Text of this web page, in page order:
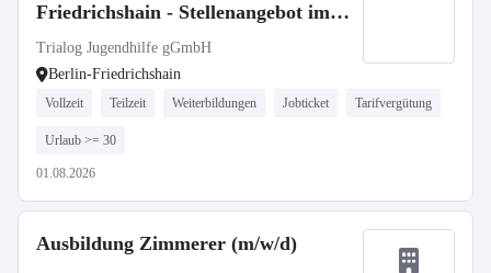
Friedrichshain - Stellenangebot im
Stellenmarkt Bildung
Trialog Jugendhilfe gGmbH
Berlin-Friedrichshain
Vollzeit Teilzeit Weiterbildungen Jobticket Tarifvergütung
Urlaub >= 30
01.08.2026
Ausbildung Zimmerer (m/w/d)